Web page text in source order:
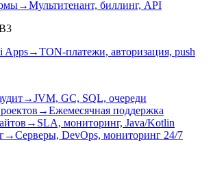
→Мультитенант, биллинг, API
Apps→TON-платежи, авторизация, push
→JVM, GC, SQL, очереди
→Ежемесячная поддержка
→ SLA, мониторинг, Java/Kotlin
→Серверы, DevOps, мониторинг 24/7